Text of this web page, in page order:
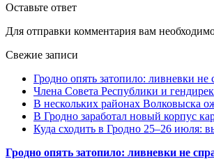
Оставьте ответ
Для отправки комментария вам
Свежие записи
Гродно опять затопило: ливневки не
Члена Совета Республики и
В нескольких районах Волковыска
В Гродно заработал новый корпус
Куда сходить в Гродно 25–26 июля:
Гродно опять затопило: ливневки не